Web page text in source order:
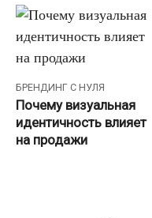
БРЕНДИНГ С НУЛЯ
Почему визуальная
идентичность влияет
на продажи